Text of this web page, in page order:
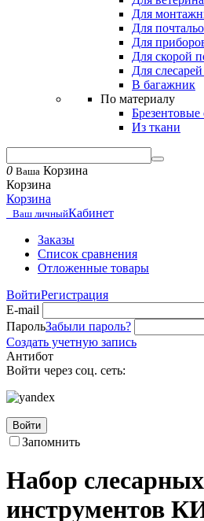
Для
Для
Для
Для скорой
Для
В багажник
По материалу
Брезентовые
Из ткани
0 Ваша Корзина
Корзина
Корзина
Ваш личныйКабинет
Заказы
Список сравнения
Отложенные товары
ВойтиРегистрация
E-mail
ПарольЗабыли пароль?
Создать учетную запись
Антибот
Войти через соц. сеть:
Войти
Запомнить
Набор слесарных
инструментов